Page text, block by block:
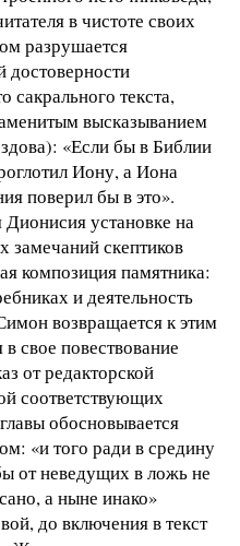
в чистоте своих
разрушается
достоверности
сакрального текста,
высказыванием
«Если бы в Библии
Иону, а Иона
поверил бы в это».
установке на
замечаний скептиков
композиция памятника:
и деятельность
возвращается к этим
свое повествование
от редакторской
соответствующих
обосновывается
«и того ради в средину
от неведущих в ложь не
а ныне инако»
до включения в текст